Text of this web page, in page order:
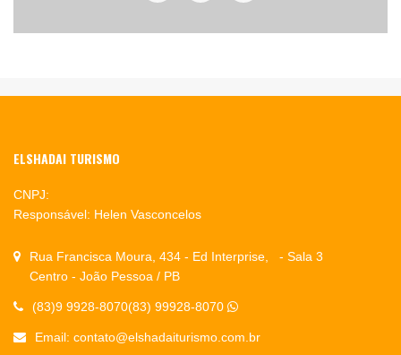
ELSHADAI TURISMO
CNPJ:
Responsável: Helen Vasconcelos
Rua Francisca Moura, 434 - Ed Interprise, - Sala 3
Centro - João Pessoa / PB
(83)9 9928-8070(83) 99928-8070
Email: contato@elshadaiturismo.com.br